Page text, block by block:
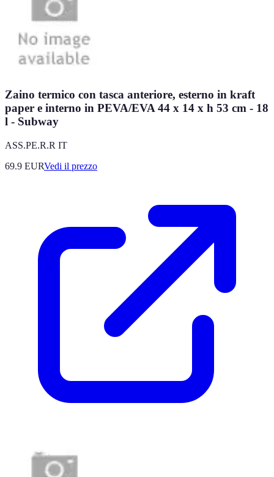
Zaino termico con tasca anteriore, esterno in kraft
paper e interno in PEVA/EVA 44 x 14 x h 53 cm - 18
l - Subway
ASS.PE.R.R IT
69.9 EURVedi il prezzo